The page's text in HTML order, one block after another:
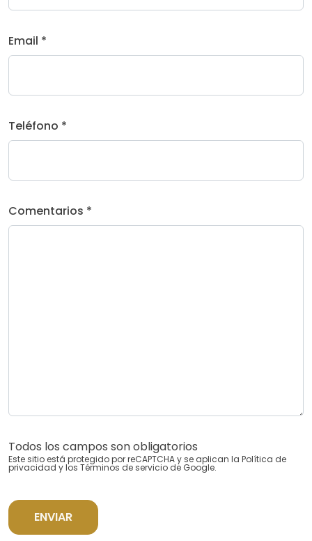
Email *
Teléfono *
Comentarios *
Todos los campos son obligatorios
Este sitio está protegido por reCAPTCHA y se aplican la Política de
privacidad y los Términos de servicio de Google.
ENVIAR